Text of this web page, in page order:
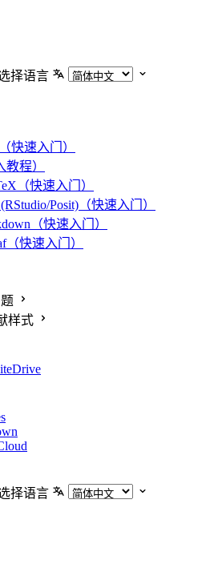
择语言
快速入门）
程）
（快速入门）
Posit)（快速入门）
（快速入门）
（快速入门）
样式
择语言